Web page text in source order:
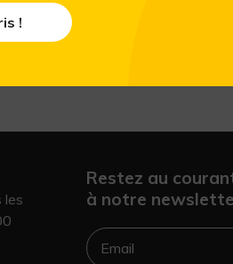
les
Restez au
à notre
!